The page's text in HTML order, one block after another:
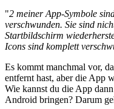
"2 meiner App-Symbole
verschwunden. Sie sind
Startbildschirm
Icons sind komplett
Es kommt manchmal vor,
entfernt hast, aber die App
Wie kannst du die App
Android bringen? Darum